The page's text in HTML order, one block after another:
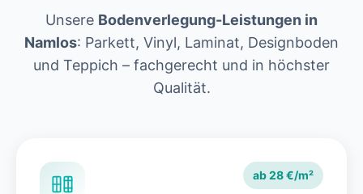
Unsere Bodenverlegung-Leistungen in
Namlos: Parkett, Vinyl, Laminat, Designboden
und Teppich – fachgerecht und in höchster
Qualität.
ab 28 €/m²